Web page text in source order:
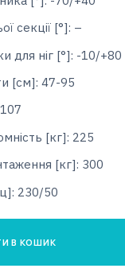
секції [°]: –
для ніг [°]: -10/+80
[см]: 47-95
[кг]: 225
[кг]: 300
230/50
В КОШИК